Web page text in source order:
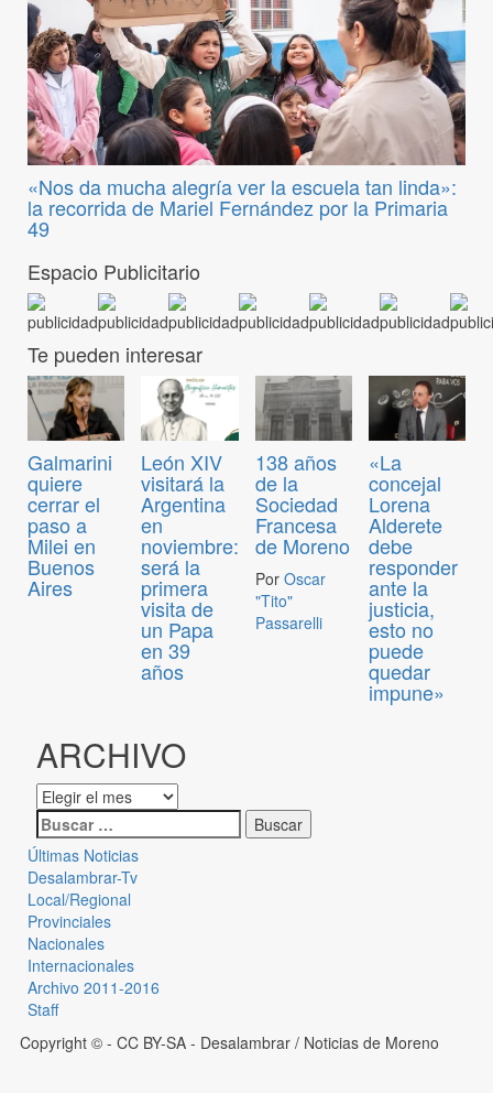
«Nos da mucha alegría ver la escuela tan linda»:
la recorrida de Mariel Fernández por la Primaria
49
Espacio Publicitario
Te pueden interesar
Galmarini
quiere
cerrar el
paso a
Milei en
Buenos
Aires
León XIV
visitará la
Argentina
en
noviembre:
será la
primera
visita de
un Papa
en 39
años
138 años
de la
Sociedad
Francesa
de Moreno
Por Oscar
"Tito"
Passarelli
«La
concejal
Lorena
Alderete
debe
responder
ante la
justicia,
esto no
puede
quedar
impune»
ARCHIVO
Últimas Noticias
Desalambrar-Tv
Local/Regional
Provinciales
Nacionales
Internacionales
Archivo 2011-2016
Staff
Copyright © - CC BY-SA - Desalambrar / Noticias de Moreno